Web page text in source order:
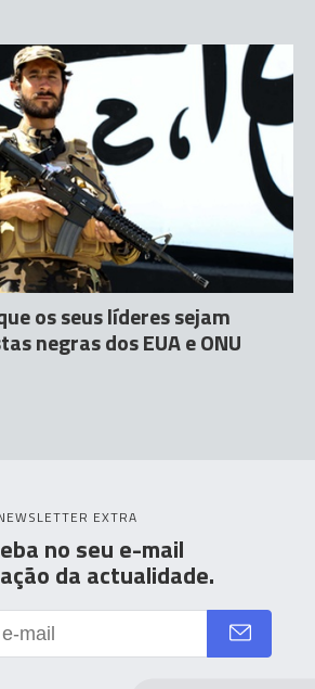
os seus líderes sejam
negras dos EUA e ONU
EXTRA
no seu e-mail
da actualidade.